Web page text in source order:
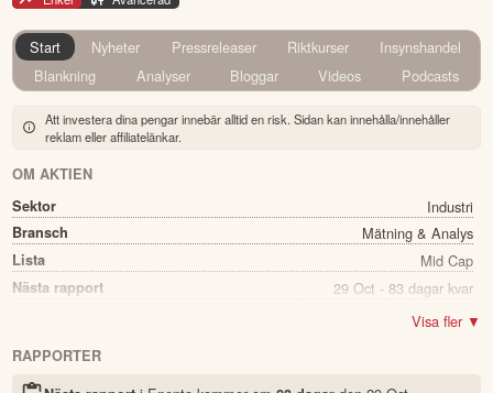
Start Nyheter Pressreleaser Riktkurser
Insynshandel
Blankning
Analyser Bloggar Videos Podcasts
Att investera dina pengar innebär alltid en risk. Sidan kan innehålla/innehåller
reklam eller affiliatelänkar.
OM AKTIEN
Sektor
Industri
Bransch Mätning & Analys
Lista Mid Cap
Nästa rapport 29 Oct - 83 dagar kvar
Ja
Visa fler ▼
RAPPORTER